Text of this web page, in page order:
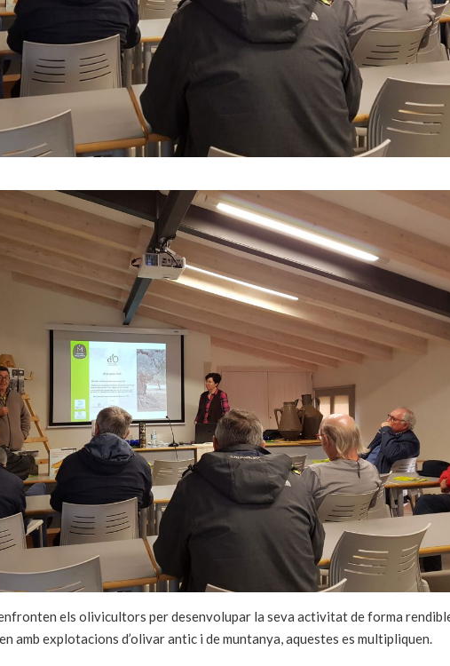
els olivicultors per desenvolupar la seva activitat de forma
amb explotacions d’olivar antic i de muntanya, aquestes es multipliquen.